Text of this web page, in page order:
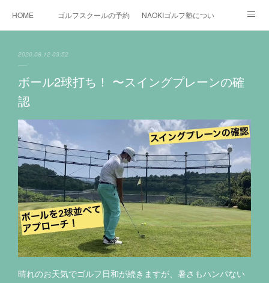
HOME ゴルフスクールの予約状況NAOKIゴルフ塾について
インスタグラム
2020.08.12 03:52
ボール2球打ち！ 〜スイングプレーンの確
認
晴れのお天気でゴルフ日和が続きますが、暑さもハンパない